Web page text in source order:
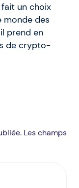
un choix
monde des
prend en
de crypto-
Les champs